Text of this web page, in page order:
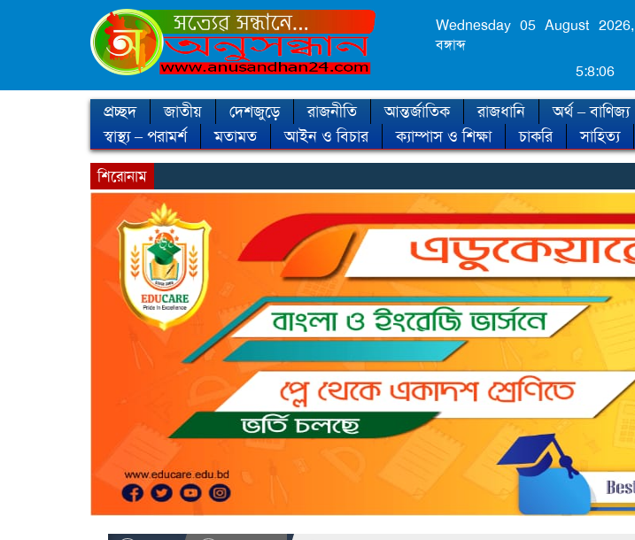
Wednesday 05 August 2026,
বঙ্গাব্দ
5:8:08
প্রচ্ছদ জাতীয় দেশজুড়ে রাজনীতি আন্তর্জাতিক রাজধানি অর্থ – বাণিজ্য
স্বাস্থ্য – পরামর্শ
মতামত আইন ও বিচার ক্যাম্পাস ও শিক্ষা চাকরি সাহিত্য
শিরোনাম